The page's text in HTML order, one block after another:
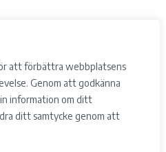
att förbättra webbplatsens
Genom att godkänna
information om ditt
ditt samtycke genom att